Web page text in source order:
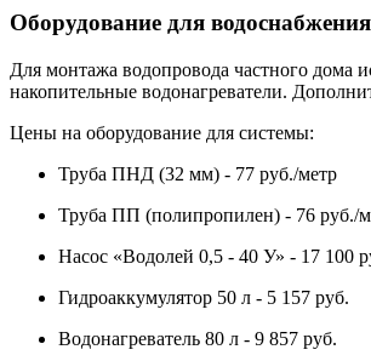
Оборудование для
Для монтажа водопровода частного дома
накопительные водонагреватели.
Цены на оборудование для системы:
Труба ПНД (32 мм) - 77 руб./метр
Труба ПП (полипропилен) - 76 руб./
Насос «Водолей 0,5 - 40 У» - 17 100
Гидроаккумулятор 50 л - 5 157 руб.
Водонагреватель 80 л - 9 857 руб.